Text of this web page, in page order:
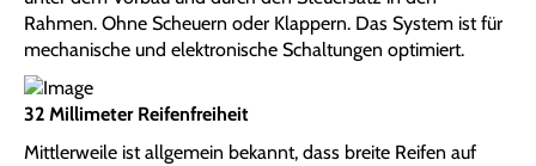
Rahmen. Ohne Scheuern oder Klappern. Das System ist für
mechanische und elektronische Schaltungen optimiert.
32 Millimeter Reifenfreiheit
Mittlerweile ist allgemein bekannt, dass breite Reifen auf